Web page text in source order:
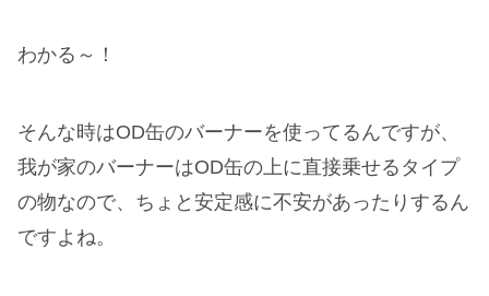
わかる～！
そんな時はOD缶のバーナーを使ってるんですが、
我が家のバーナーはOD缶の上に直接乗せるタイプ
の物なので、ちょと安定感に不安があったりするん
ですよね。